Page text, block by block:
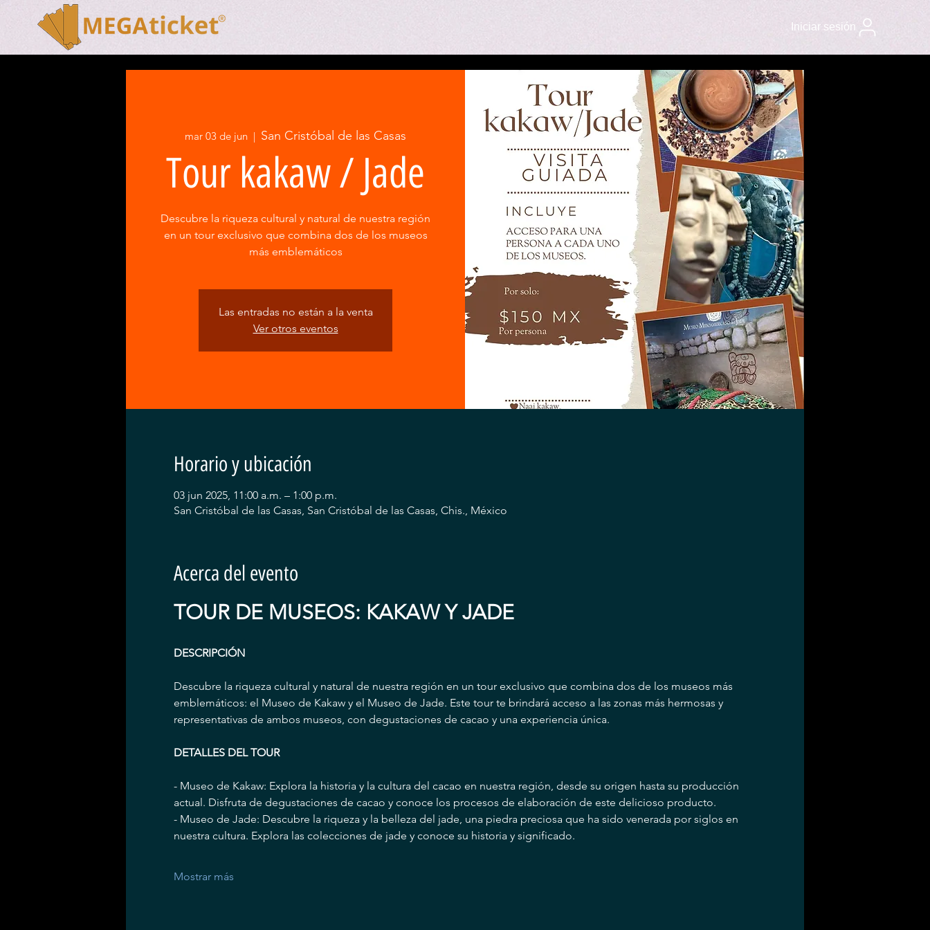
Iniciar sesión
mar 03 de jun
  |
San Cristóbal de las Casas
Tour kakaw / Jade
Descubre la riqueza cultural y natural de nuestra región
en un tour exclusivo que combina dos de los museos
más emblemáticos
Las entradas no están a la venta
Ver otros eventos
Horario y ubicación
03 jun 2025, 11:00 a.m. – 1:00 p.m.
San Cristóbal de las Casas, San Cristóbal de las Casas, Chis., México
Acerca del evento
TOUR DE MUSEOS: KAKAW Y JADE
DESCRIPCIÓN
Descubre la riqueza cultural y natural de nuestra región en un tour exclusivo que combina dos de los museos más
emblemáticos: el Museo de Kakaw y el Museo de Jade. Este tour te brindará acceso a las zonas más hermosas y
representativas de ambos museos, con degustaciones de cacao y una experiencia única.
DETALLES DEL TOUR
- Museo de Kakaw: Explora la historia y la cultura del cacao en nuestra región, desde su origen hasta su producción
actual. Disfruta de degustaciones de cacao y conoce los procesos de elaboración de este delicioso producto.
- Museo de Jade: Descubre la riqueza y la belleza del jade, una piedra preciosa que ha sido venerada por siglos en
nuestra cultura. Explora las colecciones de jade y conoce su historia y significado.
Mostrar más